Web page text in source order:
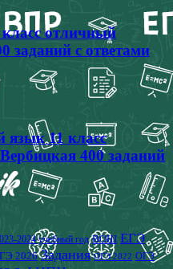
отличный
заданий с ответами
язык 11 класс
400 заданий
2024 учебный год ВОШ ЕГЭ
2026 Задания ОГЭ 2022 ОГЭ